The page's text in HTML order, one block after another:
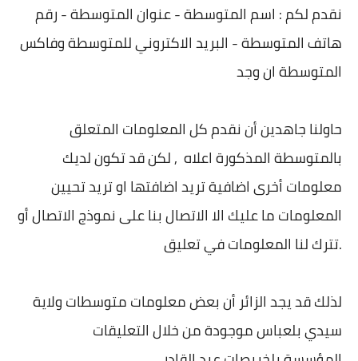
نقدم لكم : اسم المتوسطة - عنوان المتوسطة - رقم
هاتف المتوسطة - البريد الاكتروني للمتوسطة وفاكس
المتوسطة ان وجد
حاولنا جاهدين أن نقدم كل المعلومات المتعلق
بالمتوسطة المذكورة اعلاه , لكن قد تكون لديك
معلومات أخرى اضافية تريد اضافتها او تريد تحيين
المعلومات ما عليك الا الاتصال بنا على نموذج الاتصال أو
تترك لنا المعلومات في تعليق.
لذلك قد يجد الزائر أن بعض معلومات متوسطات ولاية
سيدي بلعباس موجودة من خلال التعليقات